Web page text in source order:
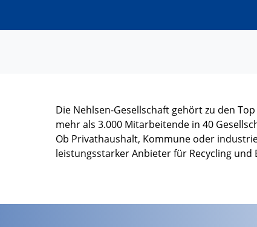
Die Nehlsen-Gesellschaft gehört zu den
mehr als 3.000 Mitarbeitende in 40
Ob Privathaushalt, Kommune oder
leistungsstarker Anbieter für Recycling und